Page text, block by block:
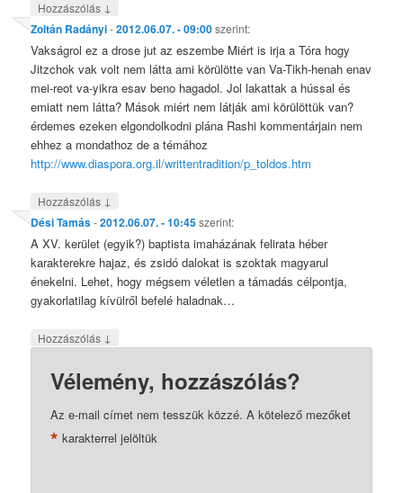
Hozzászólás ↓
Zoltán Radányi-2012.06.07. - 09:00szerint:
Vakságrol ez a drose jut az eszembe Miért is irja a Tóra hogy
Jitzchok vak volt nem látta ami körülötte van Va-Tikh-henah enav
mei-reot va-yikra esav beno hagadol. Jol lakattak a hússal és
emiatt nem látta? Mások miért nem látják ami körülöttük van?
érdemes ezeken elgondolkodni plána Rashi kommentárjain nem
ehhez a mondathoz de a témához
http://www.diaspora.org.il/writtentradition/p_toldos.htm
Hozzászólás ↓
Dési Tamás-2012.06.07. - 10:45szerint:
A XV. kerület (egyik?) baptista imaházának felirata héber
karakterekre hajaz, és zsidó dalokat is szoktak magyarul
énekelni. Lehet, hogy mégsem véletlen a támadás célpontja,
gyakorlatilag kívülről befelé haladnak…
Hozzászólás ↓
Vélemény, hozzászólás?
Az e-mail címet nem tesszük közzé. A kötelező mezőket
* karakterrel jelöltük